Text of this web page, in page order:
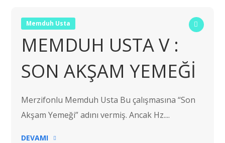
Memduh Usta
MEMDUH USTA V :
SON AKŞAM YEMEĞİ
Merzifonlu Memduh Usta Bu çalışmasına “Son
Akşam Yemeği” adını vermiş. Ancak Hz....
DEVAMI